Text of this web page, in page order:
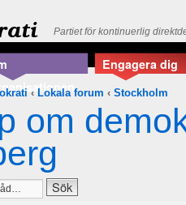
Partiet för kontinuerlig
Engagera dig
‹ Lokala forum ‹ Stockholm
om